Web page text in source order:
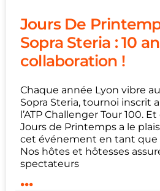
Jours De
Sopra Steria : 10
collaboration !
Chaque année Lyon vibre
Sopra Steria, tournoi inscrit
l’ATP Challenger Tour 100.
Jours de Printemps a le
cet événement en tant que
Nos hôtes et hôtesses
spectateurs
...